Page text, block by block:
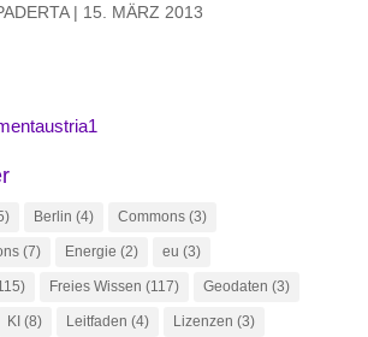
| 15. MÄRZ 2013
Berlin (4) Commons(3)
(7) Energie (2) eu (3)
Freies Wissen (117) Geodaten (3)
KI (8) Leitfaden (4) Lizenzen (3)